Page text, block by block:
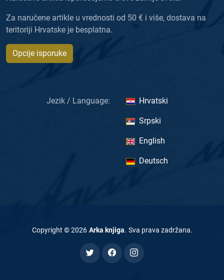
Za naručene artikle u vrednosti od 50 € i više, dostava na
teritoriji Hrvatske je besplatna.
Opcije isporuke
Jezik / Language: Hrvatski
Srpski
English
Deutsch
Copyright ©2026 Arka knjiga. Sva prava zadržana.